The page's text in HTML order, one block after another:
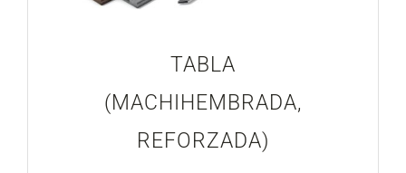
TABLA
(MACHIHEMBRADA,
REFORZADA)